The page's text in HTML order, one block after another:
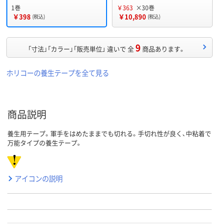
1巻
￥398 (税込)
￥363 ×30巻
￥10,890 (税込)
「寸法」「カラー」「販売単位」 違いで 全9 商品あります。
ホリコーの養生テープを全て見る
商品説明
養生用テープ。軍手をはめたままでも切れる。手切れ性が良く、中粘着で
万能タイプの養生テープ。
アイコンの説明